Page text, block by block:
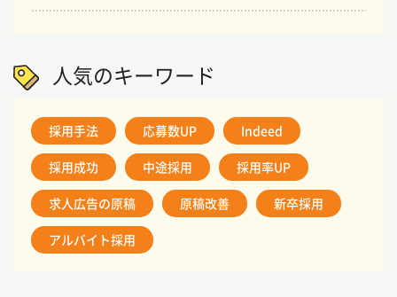
人気のキーワード
採用手法 応募数UP Indeed
採用成功 中途採用 採用率UP
求人広告の原稿 原稿改善 新卒採用
アルバイト採用